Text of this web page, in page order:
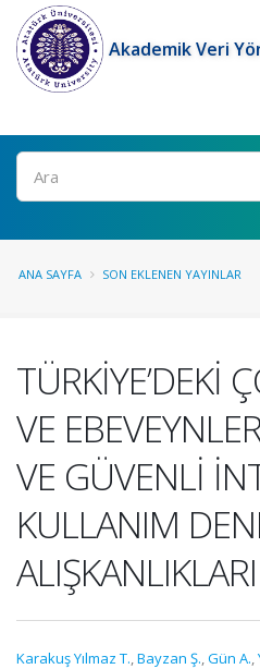
Akademik Veri
Ara
ANA SAYFA SON EKLENEN YAYINLAR
TÜRKİYE’DEKİ
VE
VE GÜVENLİ
KULLANIM
ALIŞKANLIKLARI
Karakuş Yılmaz T.,Bayzan Ş.,Gün A.,